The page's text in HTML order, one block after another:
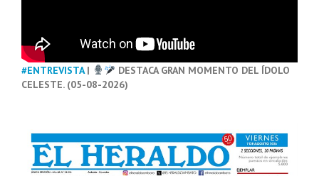
#ENTREVISTA|
DESTACA GRAN MOMENTO DEL ÍDOLO
CELESTE. (05-08-2026)